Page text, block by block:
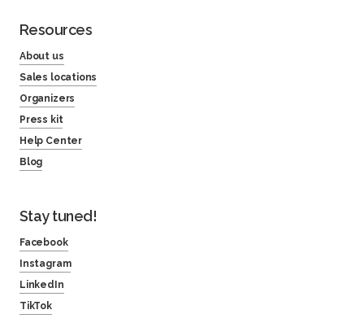
Resources
About us
Sales locations
Organizers
Press kit
Help Center
Blog
Stay tuned!
Facebook
Instagram
LinkedIn
TikTok